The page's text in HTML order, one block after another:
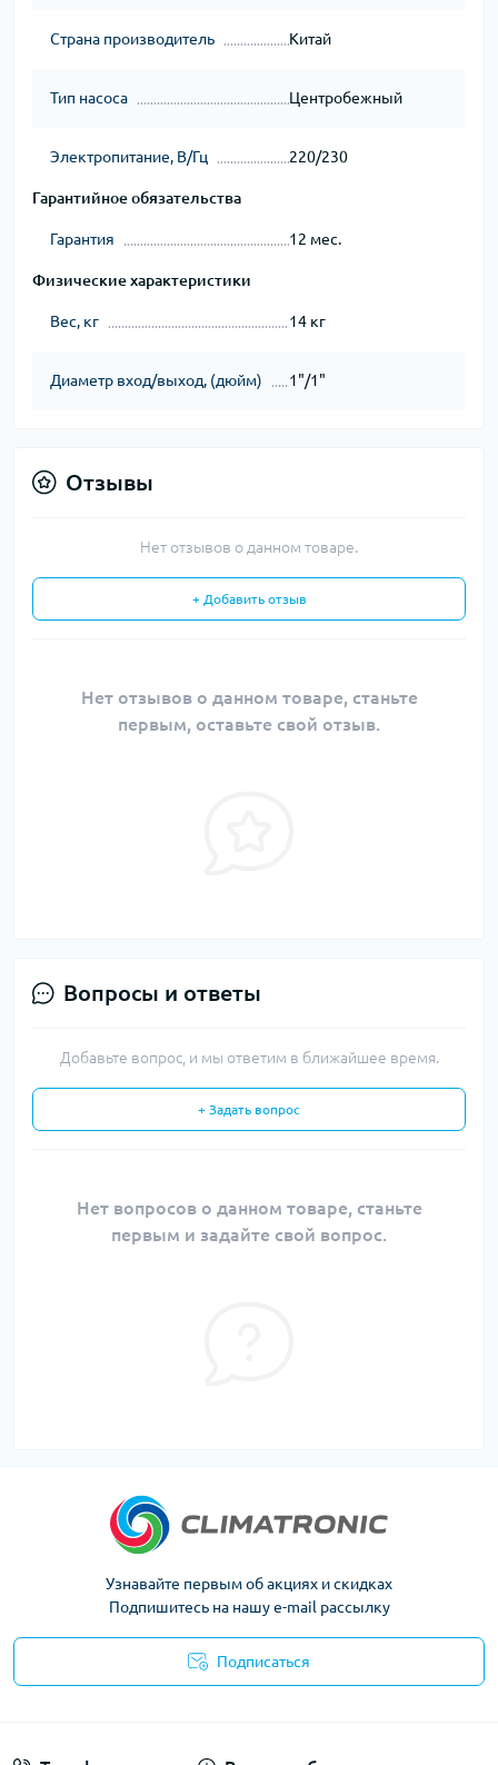
Страна производитель Китай
Тип насоса Центробежный
Электропитание, В/Гц 220/230
Гарантийное обязательства
Гарантия 12 мес.
Физические характеристики
Вес, кг 14 кг
Диаметр вход/выход, (дюйм) 1"/1"
Отзывы
Нет отзывов о данном товаре.
+ Добавить отзыв
Нет отзывов о данном товаре, станьте
первым, оставьте свой отзыв.
Вопросы и ответы
Добавьте вопрос, и мы ответим в ближайшее время.
+ Задать вопрос
Нет вопросов о данном товаре, станьте
первым и задайте свой вопрос.
Узнавайте первым об акциях и скидках
Подпишитесь на нашу e-mail рассылку
Подписаться